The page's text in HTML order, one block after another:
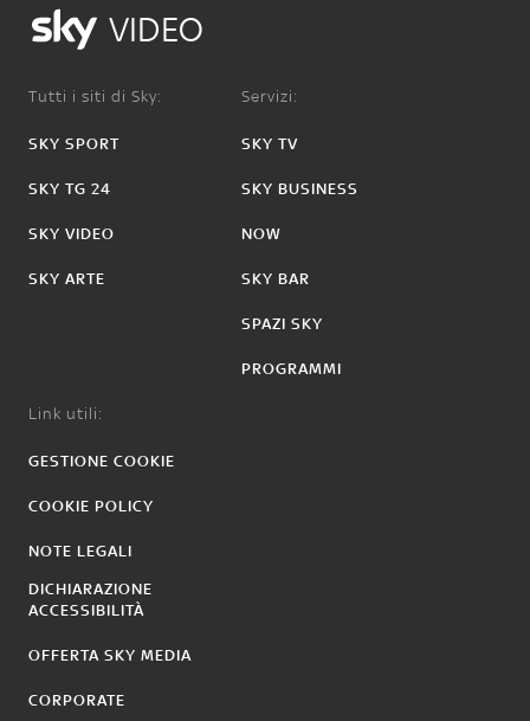
VIDEO
Tutti i siti di Sky:
SKY SPORT
SKY TG 24
SKY VIDEO
SKY ARTE
Servizi:
SKY TV
SKY BUSINESS
NOW
SKY BAR
SPAZI SKY
PROGRAMMI
Link utili:
GESTIONE COOKIE
COOKIE POLICY
NOTE LEGALI
DICHIARAZIONE
ACCESSIBILITÀ
OFFERTA SKY MEDIA
CORPORATE